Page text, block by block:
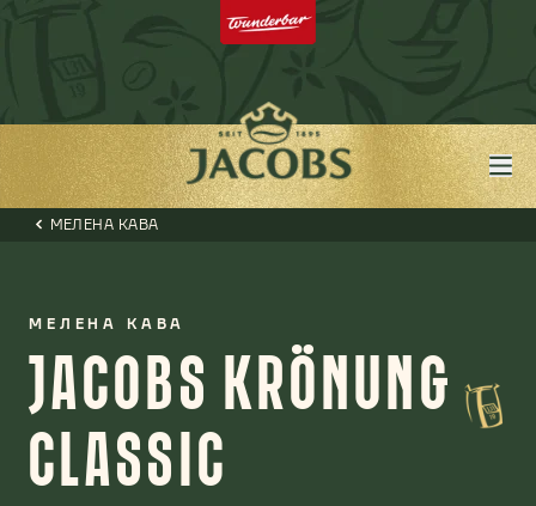
МЕЛЕНА КАВА
МЕЛЕНА КАВА
JACOBS KRÖNUNG
CLASSIC